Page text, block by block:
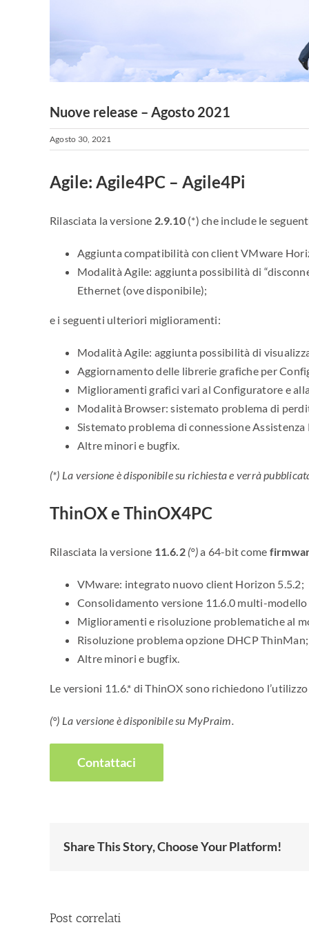
Nuove release – Agosto 2021
Agosto 30, 2021
Agile: Agile4PC – Agile4Pi
Rilasciata la versione 2.9.10(*) che include le
Aggiunta compatibilità con client VMware
Modalità Agile: aggiunta possibilità di
Ethernet (ove disponibile);
e i seguenti ulteriori miglioramenti:
Modalità Agile: aggiunta possibilità di
Aggiornamento delle librerie grafiche per
Miglioramenti grafici vari al Configuratore e
Modalità Browser: sistemato problema di
Sistemato problema di connessione
Altre minori e bugfix.
(*) La versione è disponibile su richiesta e verrà
ThinOX e ThinOX4PC
Rilasciata la versione 11.6.2 (°)a 64-bit come
VMware: integrato nuovo client Horizon 5.5.2;
Consolidamento versione 11.6.0 multi-
Miglioramenti e risoluzione problematiche al
Risoluzione problema opzione DHCP ThinMan;
Altre minori e bugfix.
Le versioni 11.6.* di ThinOX sono richiedono
(°) La versione è disponibile su MyPraim.
Contattaci
Share This Story, Choose Your Platform!
Post correlati